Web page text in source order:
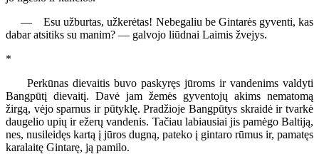
— Esu užburtas, užkerėtas! Nebegaliu be Gintarės gyventi, kas
dabar atsitiks su manim? — galvojo liūdnai Laimis žvejys.
*
Perkūnas dievaitis buvo paskyręs jūroms ir vandenims valdyti
Bangpūtį dievaitį. Davė jam žemės gyventojų akims nematomą
žirgą, vėjo sparnus ir pūtyklę. Pradžioje Bangpūtys skraidė ir tvarkė
daugelio upių ir ežerų vandenis. Tačiau labiausiai jis pamėgo Baltiją,
nes, nusileidęs kartą į jūros dugną, pateko į gintaro rūmus ir, pamatęs
karalaitę Gintarę, ją pamilo.